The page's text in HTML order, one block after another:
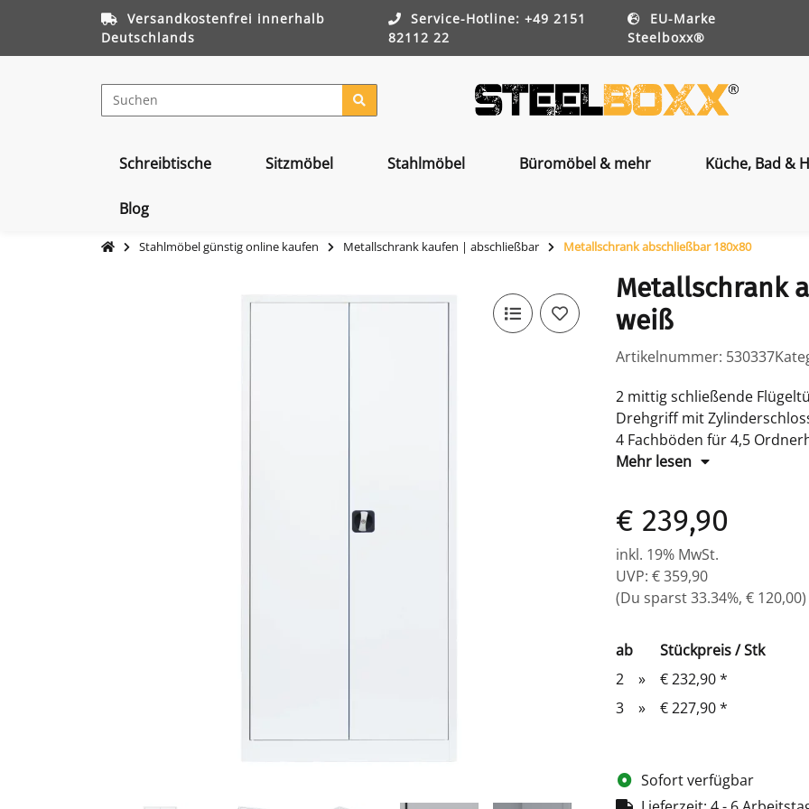
Versandkostenfrei innerhalb
Deutschlands
Service-Hotline: +49 2151
82112 22
EU-Marke
Steelboxx®
Schreibtische Sitzmöbel Stahlmöbel Büromöbel & mehr Küche, Bad &
Blog
Stahlmöbel günstig online kaufen Metallschrank kaufen | abschließbar Metallschrank abschließbar 180x80
Metallschrank
weiß
Artikelnummer: 530337
2 mittig schließende
Drehgriff mit
4 Fachböden für 4,5
Maße: H 1800 x B 800 x T 383
Komplett verschweißter
Mehr lesen
€ 239,90
inkl. 19% MwSt.
UVP: € 359,90
(Du sparst33.34%, € 120,00)
ab
Stückpreis / Stk
2
» € 232,90*
3
» € 227,90*
Sofort verfügbar